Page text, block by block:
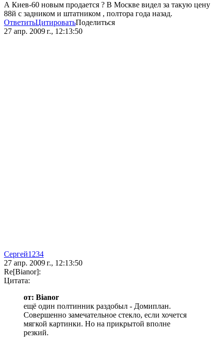
А Киев-60 новым продается ? В Москве видел за такую цену
88й с задником и штатником , полтора года назад.
ОтветитьЦитироватьПоделиться
27 апр. 2009 г., 12:13:50
Сергей1234
27 апр. 2009 г., 12:13:50
Re[Bianor]:
Цитата:
от: Bianor
ещё один полтинник раздобыл - Домиплан.
Совершенно замечательное стекло, если хочется
мягкой картинки. Но на прикрытой вполне
резкий.